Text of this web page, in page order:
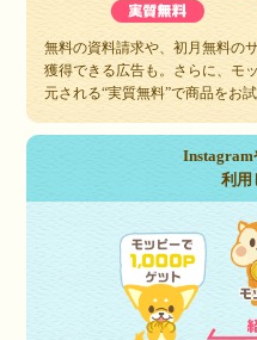
無料の資料請求や、初月無料の
獲得できる広告も。さらに、モ
元される“実質無料”で商品をお
Instagram
利用